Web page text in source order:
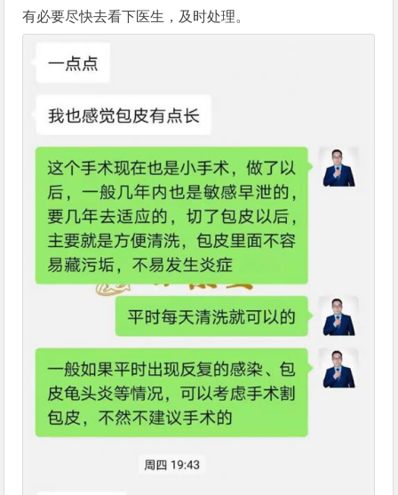
有必要尽快去看下医生，及时处理。